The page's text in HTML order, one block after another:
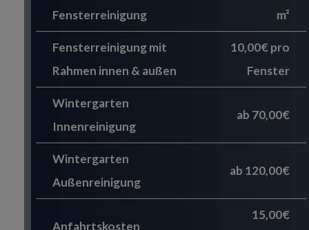
Fensterreinigung
m²
Fensterreinigung mit
Rahmen innen & außen
10,00€ pro
Fenster
Wintergarten
Innenreinigung
ab 70,00€
Wintergarten
Außenreinigung
ab 120,00€
Anfahrtskosten
15,00€